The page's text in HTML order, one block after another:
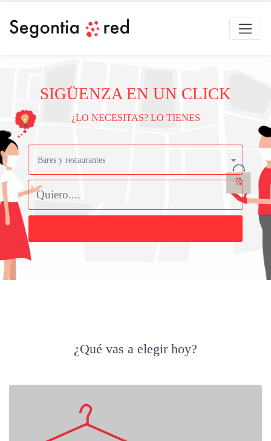
SIGÜENZA EN UN CLICK
¿LO NECESITAS? LO TIENES
Bares y restaurantes
¿Qué vas a elegir hoy?